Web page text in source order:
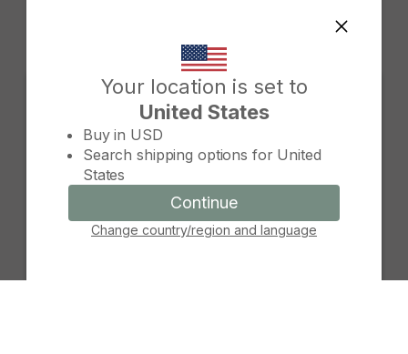
Your location is set to
United States
Buy in USD
Search shipping options for United
States
Continue
Change country/region and language
Change country/region
Continue
Cancel
TONGA (TOP T$)
TRINIDAD Y TOBAGO (TTD
TURKMENISTÁN (USD $)
TURQUÍA (TRY ₺)
TUVALU (AUD $)
TÚNEZ (USD $)
UGANDA (UGX USH)
URUGUAY (UYU $U)
UZBEKISTÁN (UZS SO'M)
VANUATU (VUV VT)
VENEZUELA (USD $)